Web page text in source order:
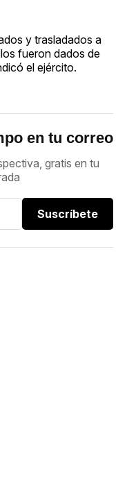
y trasladados a
fueron dados de
el ejército.
en tu correo
gratis en tu
Suscríbete